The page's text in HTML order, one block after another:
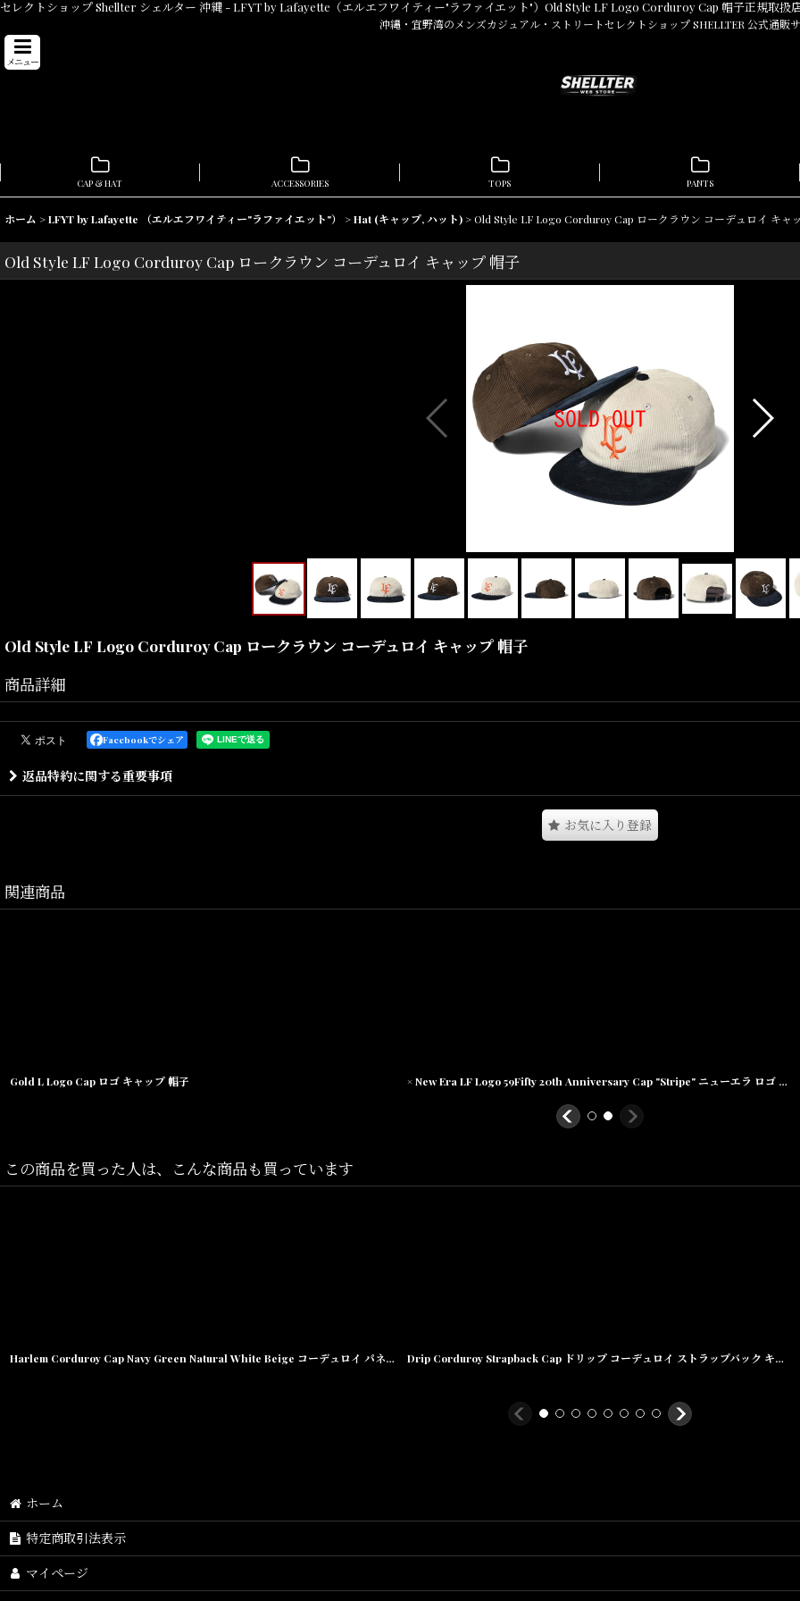
セレクトショップ Shellter シェルター 沖縄 - LFYT by Lafayette（エルエフワイティー"ラファイエット"）Old Style LF Logo Corduroy Cap 帽子正規取扱
沖縄・宜野湾のメンズカジュアル・ストリートセレクトショップ SHELLTER 公式通販
メニュー
CAP & HAT ACCESSORIES TOPS PANTS
ホーム >LFYT by Lafayette （エルエフワイティー"ラファイエット"） >Hat (キャップ, ハット) >Old Style LF Logo Corduroy Cap ロークラウン コーデュロイ キャ
Old Style LF Logo Corduroy Cap ロークラウン コーデュロイ キャップ 帽子
Old Style LF Logo Corduroy Cap ロークラウン コーデュロイ キャップ 帽子
商品詳細
背面はファブリックストラップのDリングのアジャスターが付属。
シックな印象の2トーン仕様。
Facebookでシェア
返品特約に関する重要事項
お気に入り登録
関連商品
Gold L Logo Cap ロゴ キャップ 帽子 × New Era LF Logo 59Fifty 20th Anniversary Cap "Stripe" ニューエラ ロゴ キャップ 帽子
この商品を買った人は、こんな商品も買っています
Harlem Corduroy Cap Navy Green Natural White Beige コーデュロイ パネル キャップ 帽子 Drip Corduroy Strapback Cap ドリップ コーデュロイ ストラップバック キャップ ロゴ 帽子
ホーム
特定商取引法表示
マイページ